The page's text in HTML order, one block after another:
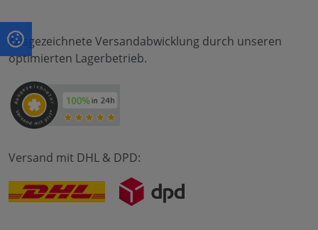
Ausgezeichnete Versandabwicklung durch unseren
optimierten Lagerbetrieb.
Versand mit DHL & DPD: